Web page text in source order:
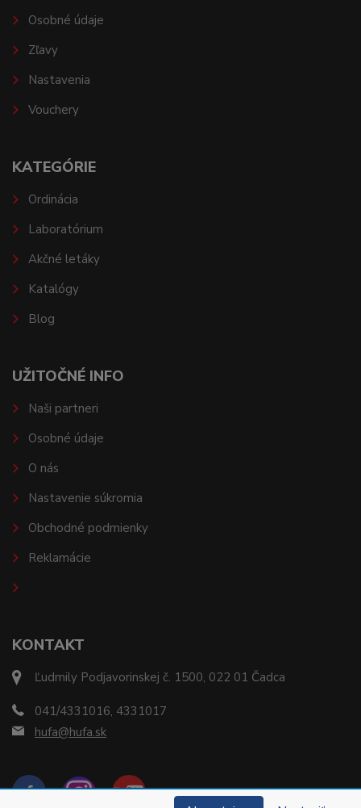
KONTAKT
Ľudmily Podjavorinskej č. 1500, 022 01 Čadca
041/4331016, 4331017
hufa@hufa.sk
Osobné údaje
Zľavy
Nastavenia
Vouchery
KATEGÓRIE
Ordinácia
Laboratórium
Akčné letáky
Katalógy
Blog
UŽITOČNÉ INFO
Naši partneri
Osobné údaje
O nás
Nastavenie súkromia
Obchodné podmienky
Reklamácie